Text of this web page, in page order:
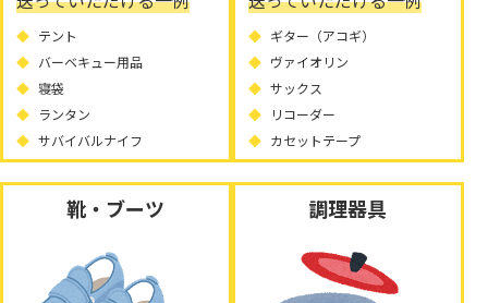
テント
バーベキュー用品
寝袋
ランタン
サバイバルナイフ
ギター（アコギ）
ヴァイオリン
サックス
リコーダー
カセットテープ
靴・ブーツ 調理器具